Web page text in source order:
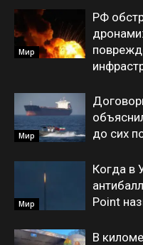
Мир
РФ
Мир
до сих
Мир
Когда в
Point
В